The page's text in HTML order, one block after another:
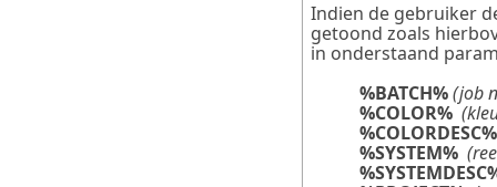
Indien de gebruiker
getoond zoals
in onderstaand
%BATCH%(job
%COLOR%
%COLORDESC%
%SYSTEM%